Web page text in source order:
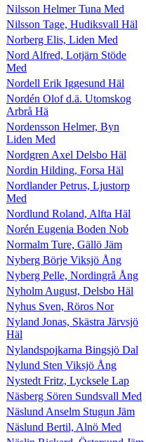
Nilsson Helmer Tuna Med
Nilsson Tage, Hudiksvall Häl
Norberg Elis, Liden Med
Nord Alfred, Lotjärn Stöde
Med
Nordell Erik Iggesund Häl
Nordén Olof d.ä. Utomskog
Arbrå Hä
Nordensson Helmer, Byn
Liden Med
Nordgren Axel Delsbo Häl
Nordin Hilding, Forsa Häl
Nordlander Petrus, Ljustorp
Med
Nordlund Roland, Alfta Häl
Norén Eugenia Boden Nob
Normalm Ture, Gällö Jäm
Nyberg Börje Viksjö Ång
Nyberg Pelle, Nordingrå Ång
Nyholm August, Delsbo Häl
Nyhus Sven, Röros Nor
Nyland Jonas, Skästra Järvsjö
Häl
Nylandspojkarna Bingsjö Dal
Nylund Sten Viksjö Ång
Nystedt Fritz, Lycksele Lap
Näsberg Sören Sundsvall Med
Näslund Anselm Stugun Jäm
Näslund Bertil, Alnö Med